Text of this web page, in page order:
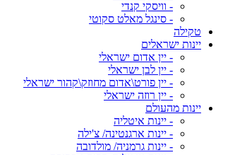
- וויסקי קנדי
- סינגל מאלט סקוטי
טקילה
יינות ישראלים
- יין אדום ישראלי
- יין לבן ישראלי
- יין פורט\אדום מחוזק\קהור ישראלי
- יין רוזה ישראלי
יינות מהעולם
- יינות איטליה
- יינות ארגנטינה/ צ'ילה
- יינות גרמניה/ מולדובה